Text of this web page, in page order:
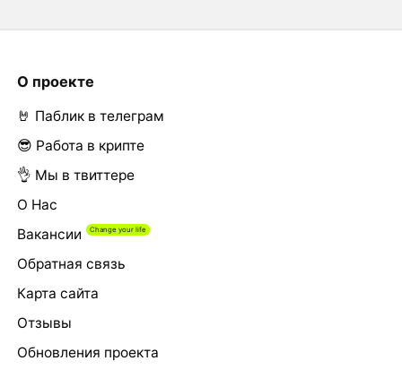
О проекте
🤘 Паблик в телеграм
😎 Работа в крипте
👌 Мы в твиттере
О Нас
Вакансии
Обратная связь
Карта сайта
Отзывы
Обновления проекта